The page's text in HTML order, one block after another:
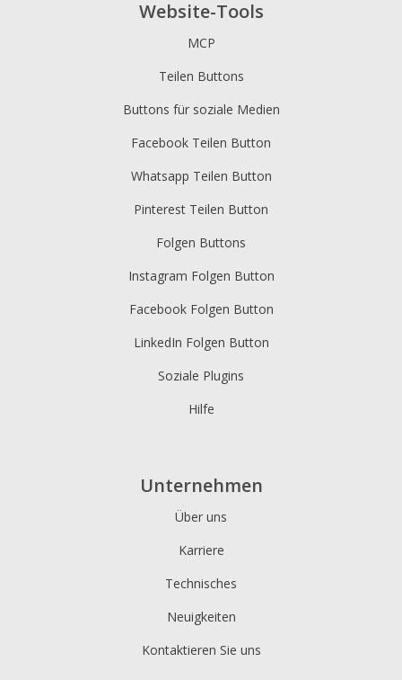
Website-Tools
MCP
Teilen Buttons
Buttons für soziale Medien
Facebook Teilen Button
Whatsapp Teilen Button
Pinterest Teilen Button
Folgen Buttons
Instagram Folgen Button
Facebook Folgen Button
LinkedIn Folgen Button
Soziale Plugins
Hilfe
Unternehmen
Über uns
Karriere
Technisches
Neuigkeiten
Kontaktieren Sie uns